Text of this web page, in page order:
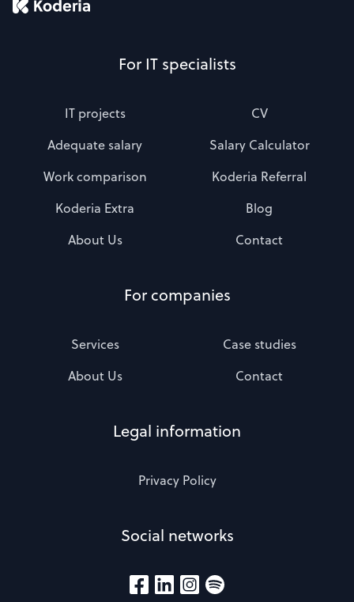
For IT specialists
IT projects
CV
Adequate salary
Salary Calculator
Work comparison
Koderia Referral
Koderia Extra
Blog
About Us
Contact
For companies
Services
Case studies
About Us
Contact
Legal information
Privacy Policy
Social networks